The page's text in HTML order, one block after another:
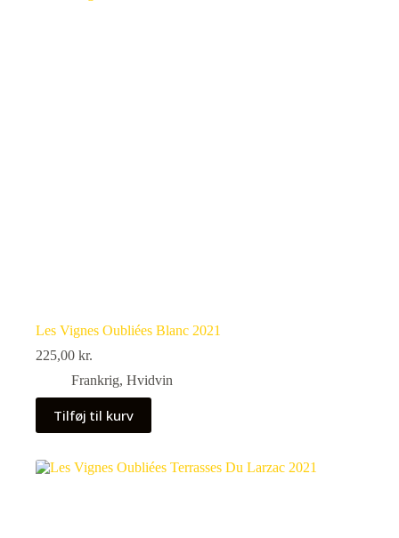
Les Vignes Oubliées Blanc 2021
225,00 kr.
Frankrig, Hvidvin
Tilføj til kurv